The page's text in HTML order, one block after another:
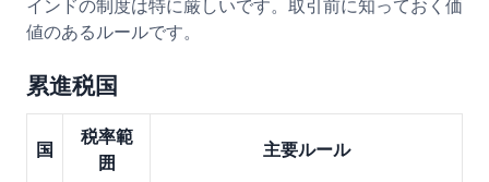
インドの制度は特に厳しいです。取引前に知っておく価
値のあるルールです。
累進税国
国
税率範
囲
主要ルール